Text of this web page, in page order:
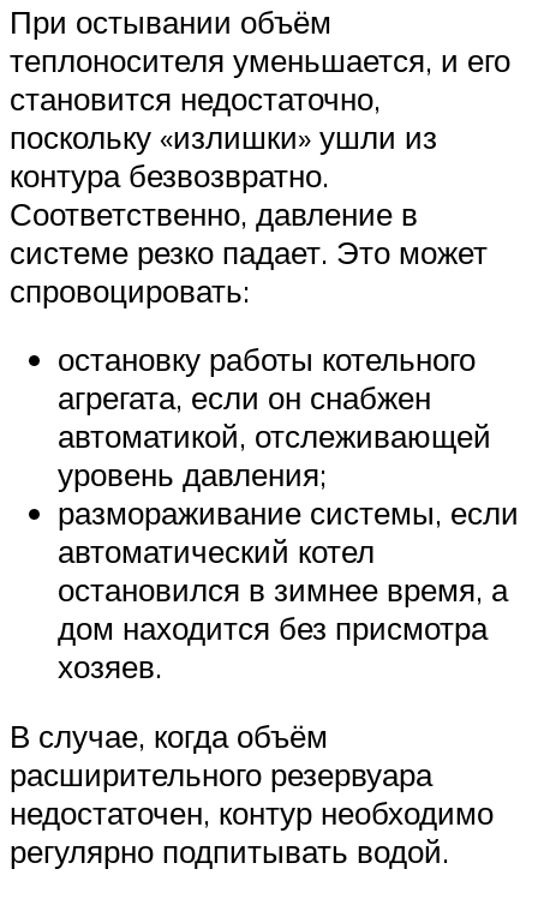
При остывании объём
теплоносителя уменьшается, и его
становится недостаточно,
поскольку «излишки» ушли из
контура безвозвратно.
Соответственно, давление в
системе резко падает. Это может
спровоцировать:
остановку работы котельного
агрегата, если он снабжен
автоматикой, отслеживающей
уровень давления;
размораживание системы, если
автоматический котел
остановился в зимнее время, а
дом находится без присмотра
хозяев.
В случае, когда объём
расширительного резервуара
недостаточен, контур необходимо
регулярно подпитывать водой.